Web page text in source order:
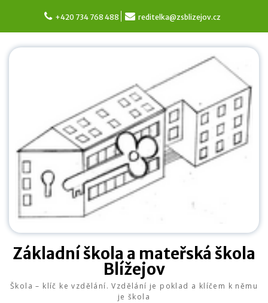
content
+420 734 768 488 reditelka@zsblizejov.cz
Základní škola a mateřská škola
Blížejov
Škola – klíč ke vzdělání. Vzdělání je poklad a klíčem k němu
je škola